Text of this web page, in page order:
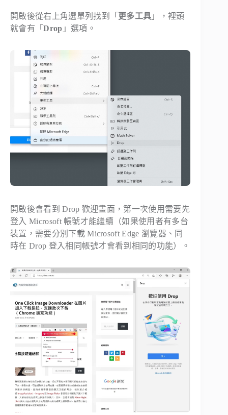
開啟後從右上角選單列找到「 更多工具 」，裡頭
就會有「Drop 」選項。
開啟後會看到 Drop 歡迎畫面，第一次使用需要先
登入 Microsoft 帳號才能繼續（如果使用者有多台
裝置，需要分別下載 Microsoft Edge 瀏覽器、同
時在 Drop 登入相同帳號才會看到相同的功能）。